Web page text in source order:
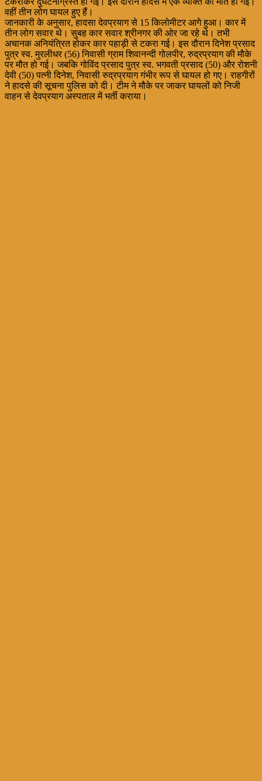
वहीं तीन लोग घायल हुए हैं।
जानकारी के अनुसार, हादसा देवप्रयाग से 15 किलोमीटर आगे हुआ। कार में
तीन लोग सवार थे। सुबह कार सवार श्रीनगर की ओर जा रहे थे। तभी
अचानक अनियंत्रित होकर कार पहाड़ी से टकरा गई। इस दौरान दिनेश प्रसाद
पुत्र स्व. मुरलीधर (56) निवासी ग्राम शिवानन्दी गोलपीर, रुद्रप्रयाग की मौके
पर मौत हो गई। जबकि गोविंद प्रसाद पुत्र स्व. भगवती प्रसाद (50) और रोशनी
देवी (50) पत्नी दिनेश, निवासी रुद्रप्रयाग गंभीर रूप से घायल हो गए। राहगीरों
ने हादसे की सूचना पुलिस को दी। टीम ने मौके पर जाकर घायलों को निजी
वाहन से देवप्रयाग अस्पताल में भर्ती कराया।